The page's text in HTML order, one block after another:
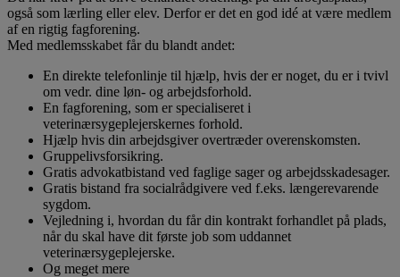
også som lærling eller elev. Derfor er det en god idé at være medlem
af en rigtig fagforening.
Med medlemsskabet får du blandt andet:
En direkte telefonlinje til hjælp, hvis der er noget, du er i tvivl
om vedr. dine løn- og arbejdsforhold.
En fagforening, som er specialiseret i
veterinærsygeplejerskernes forhold.
Hjælp hvis din arbejdsgiver overtræder overenskomsten.
Gruppelivsforsikring.
Gratis advokatbistand ved faglige sager og arbejdsskadesager.
Gratis bistand fra socialrådgivere ved f.eks. længerevarende
sygdom.
Vejledning i, hvordan du får din kontrakt forhandlet på plads,
når du skal have dit første job som uddannet
veterinærsygeplejerske.
Og meget mere